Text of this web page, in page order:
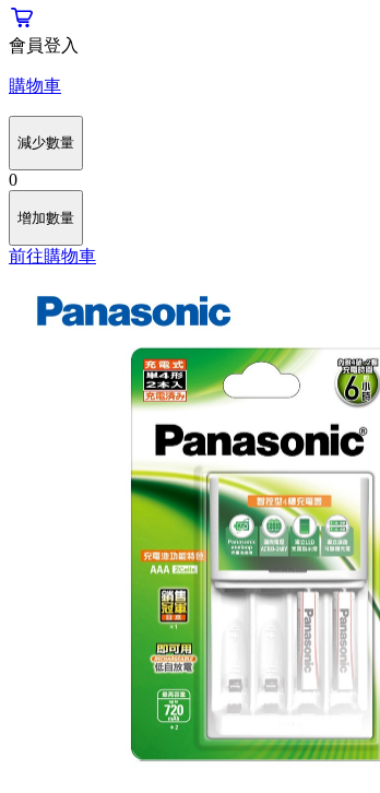
會員登入
購物車
減少數量
0
增加數量
前往購物車